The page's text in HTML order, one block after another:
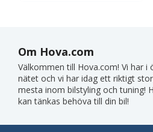
Om Hova.com
Välkommen till Hova.com! Vi har i
nätet och vi har idag ett riktigt
mesta inom bilstyling och tuning!
kan tänkas behöva till din bil!